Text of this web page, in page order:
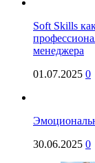
Soft Skills
менеджера
01.07.2025 0
30.06.2025 0